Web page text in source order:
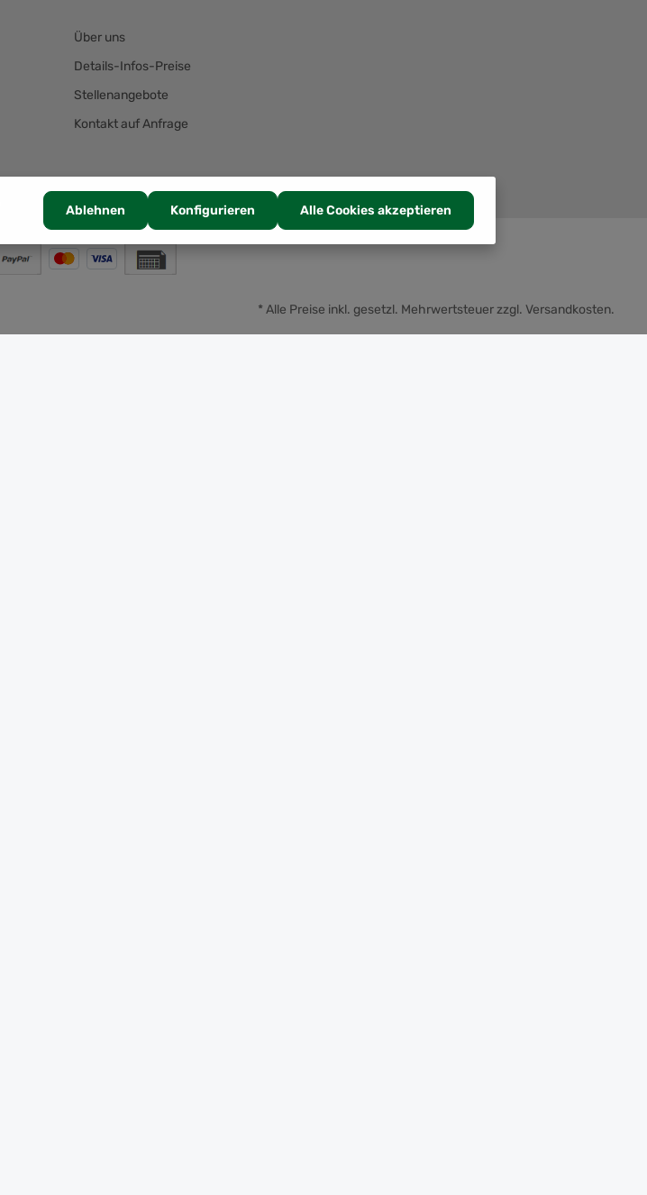
Über uns
Details-Infos-Preise
Stellenangebote
Kontakt auf Anfrage
* Alle Preise inkl. gesetzl. Mehrwertsteuer zzgl. Versandkosten.
Ablehnen Konfigurieren Alle Cookies akzeptieren